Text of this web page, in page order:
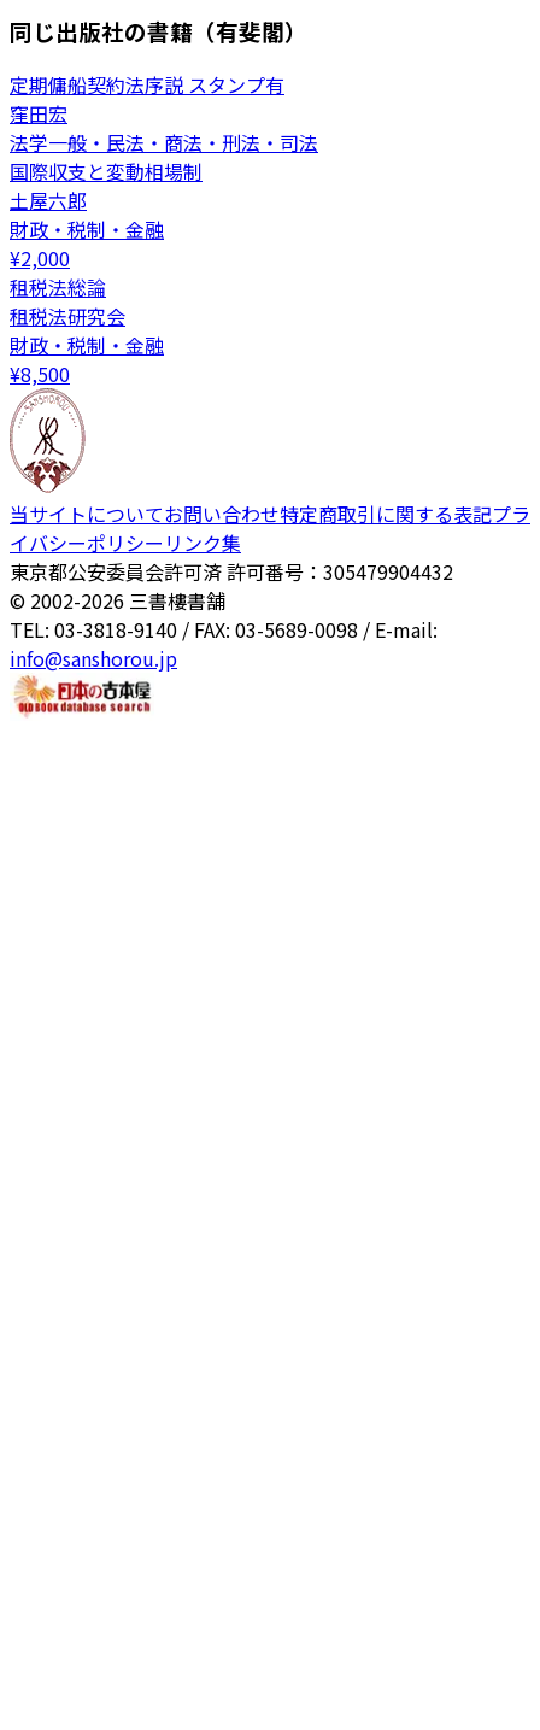
同じ出版社の書籍（有斐閣）
定期傭船契約法序説 スタンプ有
窪田宏
法学一般・民法・商法・刑法・司法
国際収支と変動相場制
土屋六郎
財政・税制・金融
¥2,000
租税法総論
租税法研究会
財政・税制・金融
¥8,500
当サイトについてお問い合わせ特定商取引に関する表記プラ
イバシーポリシー リンク集
東京都公安委員会許可済 許可番号：305479904432
© 2002-2026 三書樓書舗
TEL: 03-3818-9140 / FAX: 03-5689-0098 / E-mail:
info@sanshorou.jp